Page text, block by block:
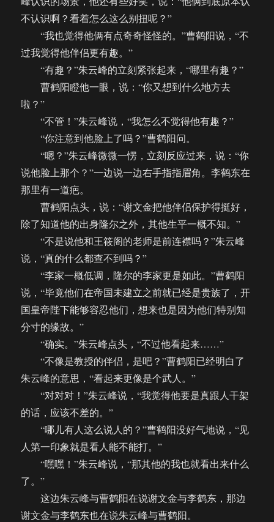
不认识啊？看着怎么这么别扭呢？”
“我也觉得他俩有点奇奇怪怪的。”曹鹤阳说，“不
过我觉得他伴侣更有趣。”
“有趣？”朱云峰的立刻紧张起来，“哪里有趣？”
曹鹤阳瞪他一眼，说：“你又想到什么地方去
啦？”
“不管！”朱云峰说，“我怎么不觉得他有趣？”
“你注意到他脸上了吗？”曹鹤阳问。
“嗯？”朱云峰微微一愣，立刻反应过来，说：“你
说他脸上那个？”一边说一边右手指指眉角。李鹤东在
那里有一道疤。
曹鹤阳点头，说：“谢文金把他伴侣保护得挺好，
除了知道他的出身隆尔之外，其他生平一概不知。”
“不是说他和王筱阁的老师是前连襟吗？”朱云峰
说，“真的什么都查不到吗？”
“李家一概低调，隆尔的李家更是如此。”曹鹤阳
说，“毕竟他们在帝国未建立之前就已经是贵族了，开
国皇帝陛下能够容忍他们，想来也是因为他们特别知
分寸的缘故。”
“确实。”朱云峰点头，“不过他看起来……”
“不像是教授的伴侣，是吧？”曹鹤阳已经明白了
朱云峰的意思，“看起来更像是个武人。”
“对对对！”朱云峰说，“我觉得他要是真跟人干架
的话，应该不差的。”
“哪儿有人这么说人的？”曹鹤阳没好气地说，“见
人第一印象就是看人能不能打。”
“嘿嘿！”朱云峰说，“那其他的我也就看出来什么
了。”
这边朱云峰与曹鹤阳在说谢文金与李鹤东，那边
谢文金与李鹤东也在说朱云峰与曹鹤阳。